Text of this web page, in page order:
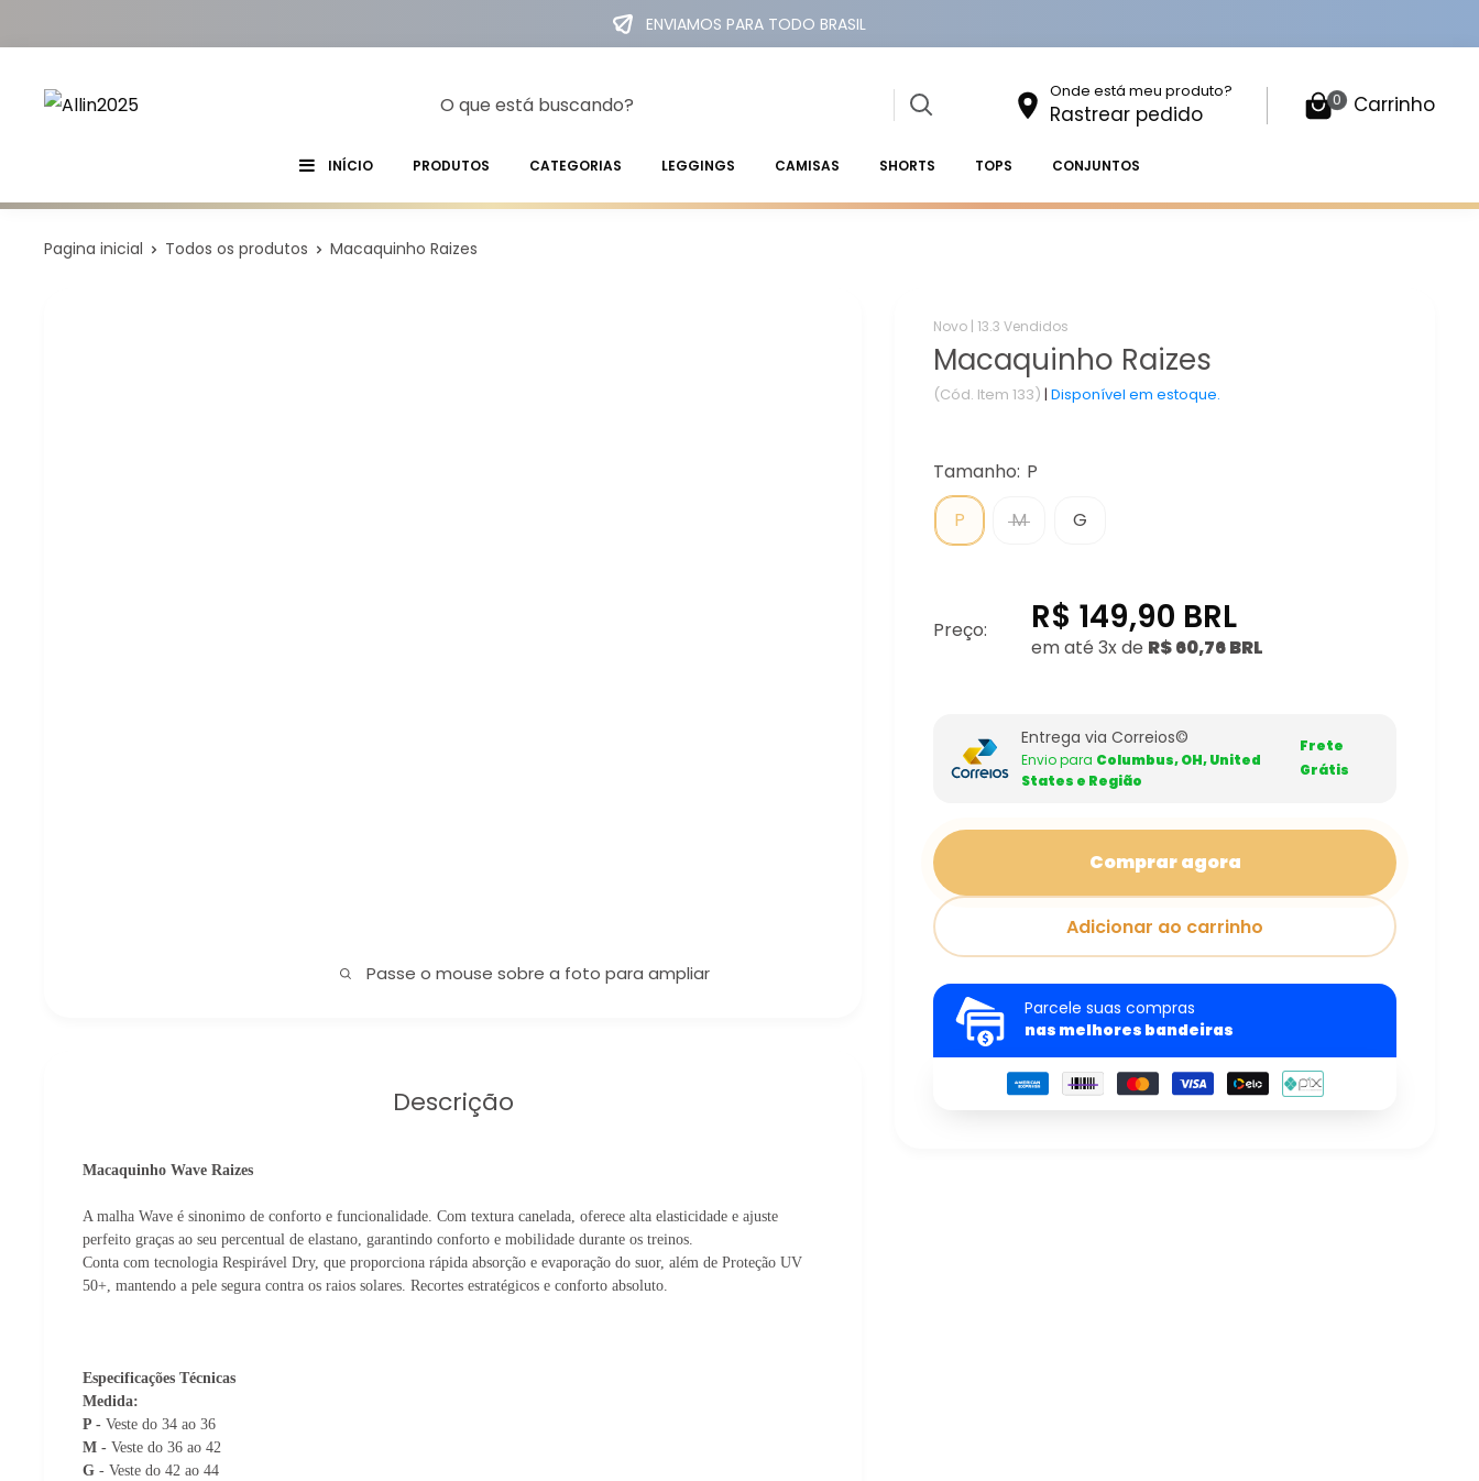
ENVIAMOS PARA TODO BRASIL
Onde está meu produto?
Rastrear pedido
0 Carrinho
INÍCIO PRODUTOS CATEGORIAS LEGGINGS CAMISAS SHORTS TOPS CONJUNTOS
Pagina inicial Todos os produtos Macaquinho Raizes
Passe o mouse sobre a foto para ampliar
Novo | 13.3 Vendidos
Macaquinho Raizes
(Cód. Item 133) |Disponível em estoque.
Tamanho: P
P
M G
Preço: R$ 149,90 BRL
em até 3x de R$ 60,76 BRL
Entrega via Correios©
Envio para Columbus, OH, United
States e Região
Frete
Grátis
Comprar agora
Adicionar ao carrinho
Parcele suas compras
nas melhores bandeiras
Descrição
Macaquinho Wave Raizes
A malha Wave é sinonimo de conforto e funcionalidade. Com textura canelada, oferece alta elasticidade e ajuste
perfeito graças ao seu percentual de elastano, garantindo conforto e mobilidade durante os treinos.
Conta com tecnologia Respirável Dry, que proporciona rápida absorção e evaporação do suor, além de Proteção UV
50+, mantendo a pele segura contra os raios solares. Recortes estratégicos e conforto absoluto.
Especificações Técnicas
Medida:
P - Veste do 34 ao 36
M - Veste do 36 ao 42
G - Veste do 42 ao 44